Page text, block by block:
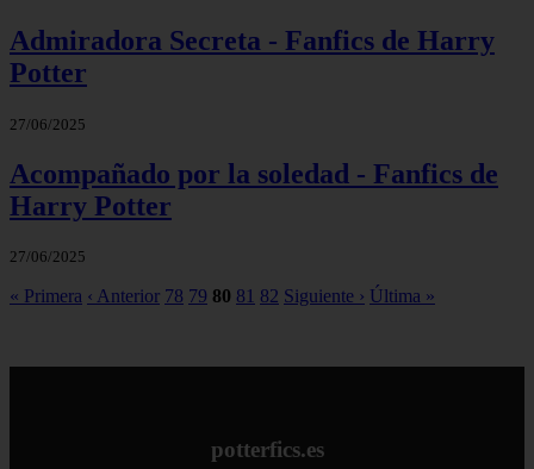
Admiradora Secreta - Fanfics de Harry
Potter
27/06/2025
Acompañado por la soledad - Fanfics de
Harry Potter
27/06/2025
« Primera ‹ Anterior 78 79 80 81 82 Siguiente › Última »
potterfics.es